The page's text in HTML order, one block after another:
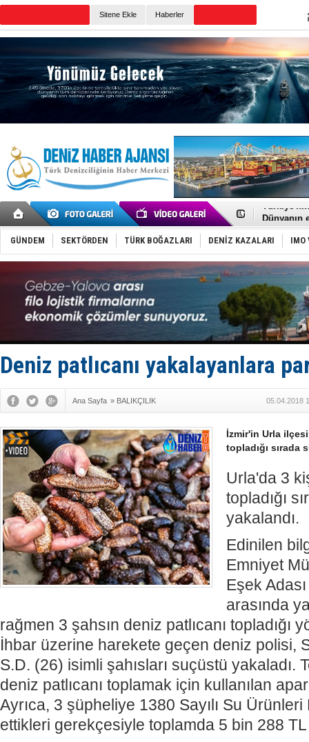
Sitene Ekle Haberler
TÜRKLİM
SOCAR
Dünyanın
Keşfedildi:
D-Marin,
Van’da
ASEAN ilk
TAYK -
İstanbul
Tersane
GÜNDEM SEKTÖRDEN TÜRK BOĞAZLARI DENİZ KAZALARI IMO
Deniz patlıcanı yakalayanlara
Ana Sayfa » BALIKÇILIK 05.04.2018
İzmir'in Urla
topladığı sırada
Urla'da 3
topladığı
yakalandı.
Edinilen
Emniyet
Eşek
arasında
rağmen 3 şahsın deniz patlıcanı topladığı
İhbar üzerine harekete geçen deniz polisi,
S.D. (26) isimli şahısları suçüstü yakaladı.
deniz patlıcanı toplamak için kullanılan
Ayrıca, 3 şüpheliye 1380 Sayılı Su
ettikleri gerekçesiyle toplamda 5 bin 288